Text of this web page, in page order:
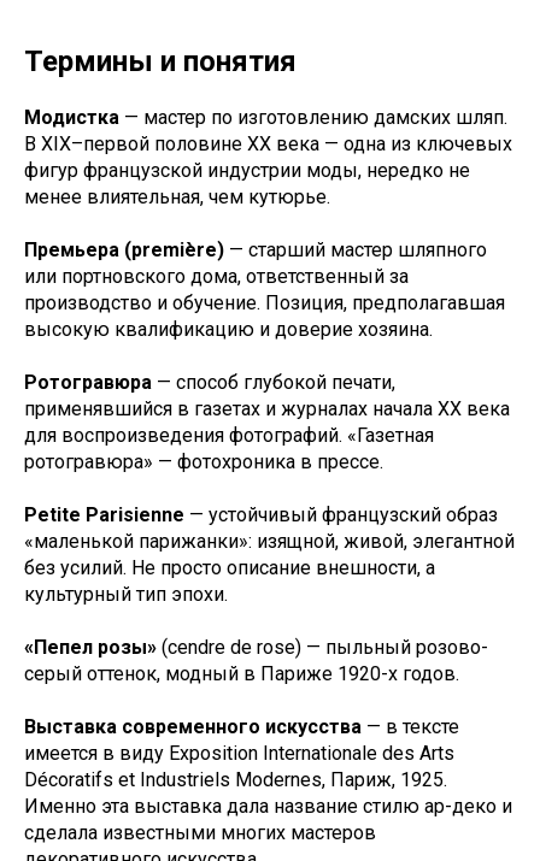
Термины и понятия
Модистка — мастер по изготовлению дамских шляп.
В XIX–первой половине XX века — одна из ключевых
фигур французской индустрии моды, нередко не
менее влиятельная, чем кутюрье.
Премьера (première) — старший мастер шляпного
или портновского дома, ответственный за
производство и обучение. Позиция, предполагавшая
высокую квалификацию и доверие хозяина.
Ротогравюра — способ глубокой печати,
применявшийся в газетах и журналах начала XX века
для воспроизведения фотографий. «Газетная
ротогравюра» — фотохроника в прессе.
Petite Parisienne — устойчивый французский образ
«маленькой парижанки»: изящной, живой, элегантной
без усилий. Не просто описание внешности, а
культурный тип эпохи.
«Пепел розы» (cendre de rose) — пыльный розово-
серый оттенок, модный в Париже 1920-х годов.
Выставка современного искусства — в тексте
имеется в виду Exposition Internationale des Arts
Décoratifs et Industriels Modernes, Париж, 1925.
Именно эта выставка дала название стилю ар-деко и
сделала известными многих мастеров